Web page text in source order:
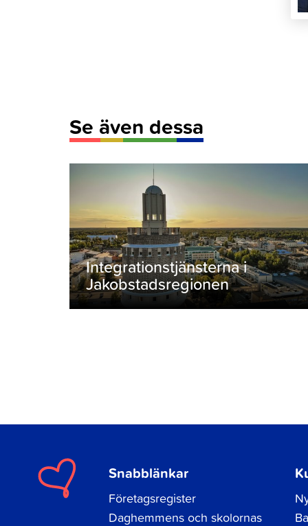
Se även dessa
Integrationstjänsterna i
Jakobstadsregionen
Snabblänkar
Företagsregister
Daghemmens och skolornas